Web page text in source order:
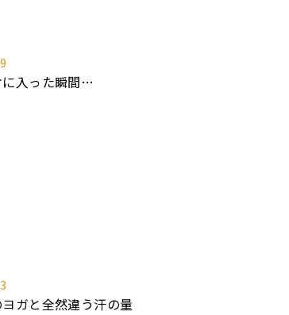
に入った瞬間…
ガと全然違う汗の量